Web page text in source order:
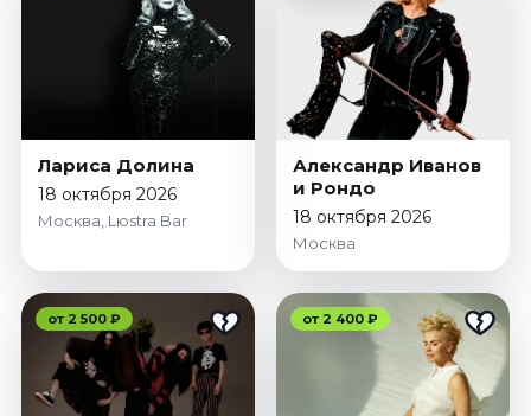
Август 2026
Сентябрь 2026
Ноябрь 2026
Декабрь 2026
Август 2026
Сентябрь 2026
Октябрь 2026
Декабрь 2026
Лариса Долина
18 октября 2026
Москва, Lюstra Bar
Александр Иванов
и Рондо
18 октября 2026
Москва
от 2 500 ₽ от 2 400 ₽